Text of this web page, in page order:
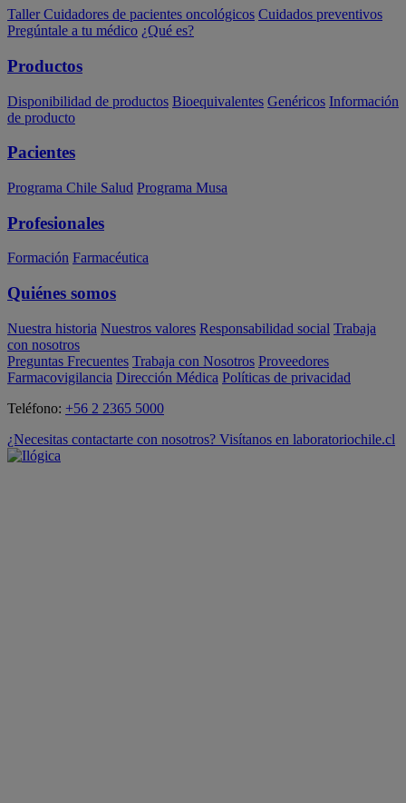
Taller Cuidadores de pacientes oncológicos Cuidados preventivos
Pregúntale a tu médico ¿Qué es?
Productos
Disponibilidad de productos Bioequivalentes Genéricos Información
de producto
Pacientes
Programa Chile Salud Programa Musa
Profesionales
Formación Farmacéutica
Quiénes somos
Nuestra historia Nuestros valores Responsabilidad social Trabaja
con nosotros
Preguntas Frecuentes Trabaja con Nosotros Proveedores
Farmacovigilancia Dirección Médica Políticas de privacidad
Teléfono: +56 2 2365 5000
¿Necesitas contactarte con nosotros? Visítanos en laboratoriochile.cl